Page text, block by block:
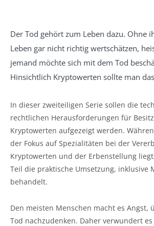
Der Tod gehört zum Leben dazu. Ohne
Leben gar nicht richtig wertschätzen,
jemand möchte sich mit dem Tod
Hinsichtlich Kryptowerten sollte man
In dieser zweiteiligen Serie sollen die
rechtlichen Herausforderungen für
Kryptowerten aufgezeigt werden.
der Fokus auf Spezialitäten bei der
Kryptowerten und der Erbenstellung
Teil die praktische Umsetzung, inklusive
behandelt.
Den meisten Menschen macht es Angst,
Tod nachzudenken. Daher verwundert